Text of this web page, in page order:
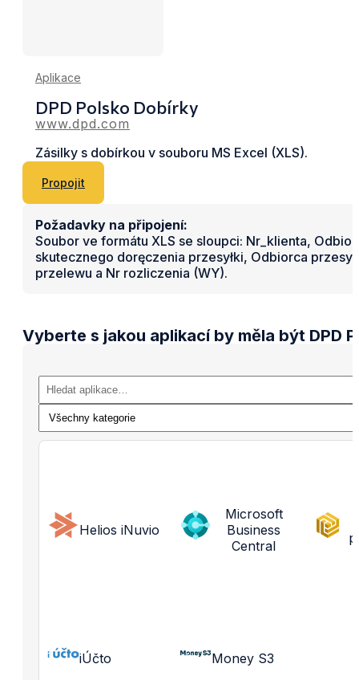
Aplikace
DPD Polsko Dobírky
www.dpd.com
Zásilky s dobírkou v souboru MS Excel (XLS).
Propojit
Požadavky na připojení:
Soubor ve formátu XLS se sloupci: Nr_klienta,
skutecznego doręczenia przesyłki, Odbiorca
przelewu a Nr rozliczenia (WY).
Vyberte s jakou aplikací by měla být DPD
Helios iNuvio
Microsoft
Business
Central
iÚčto Money S3